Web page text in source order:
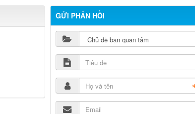
GỬI PHẢN HỒI